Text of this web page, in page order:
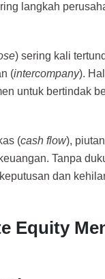
langkah
) sering kali
(intercompany).
untuk bertindak
(cash flow),
Tanpa
dan
Equity